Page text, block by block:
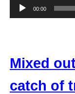
Audio
Player
00:00
Mixed
catch of